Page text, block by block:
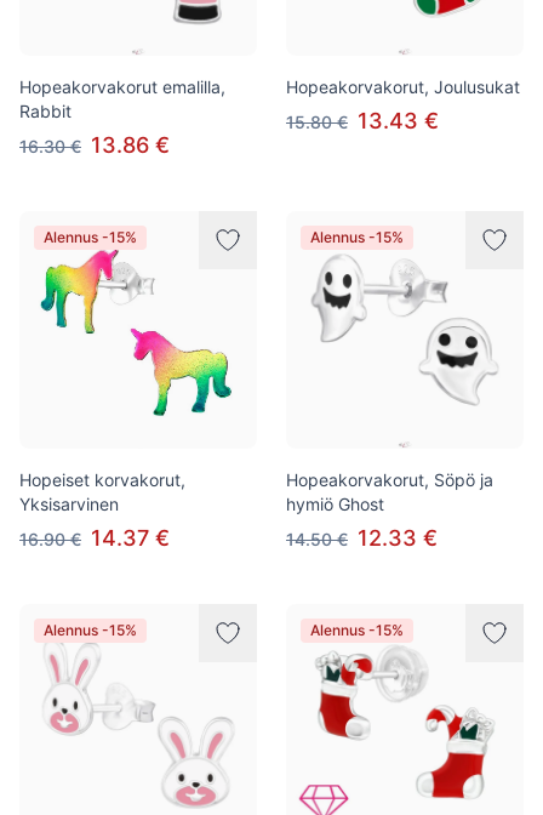
Hopeakorvakorut emalilla,
Rabbit
16.30 € 13.86 €
Hopeakorvakorut, Joulusukat
15.80 € 13.43 €
Alennus -15%
Hopeiset korvakorut,
Yksisarvinen
16.90 € 14.37 €
Alennus -15%
Hopeakorvakorut, Söpö ja
hymiö Ghost
14.50 € 12.33 €
Alennus -15% Alennus -15%